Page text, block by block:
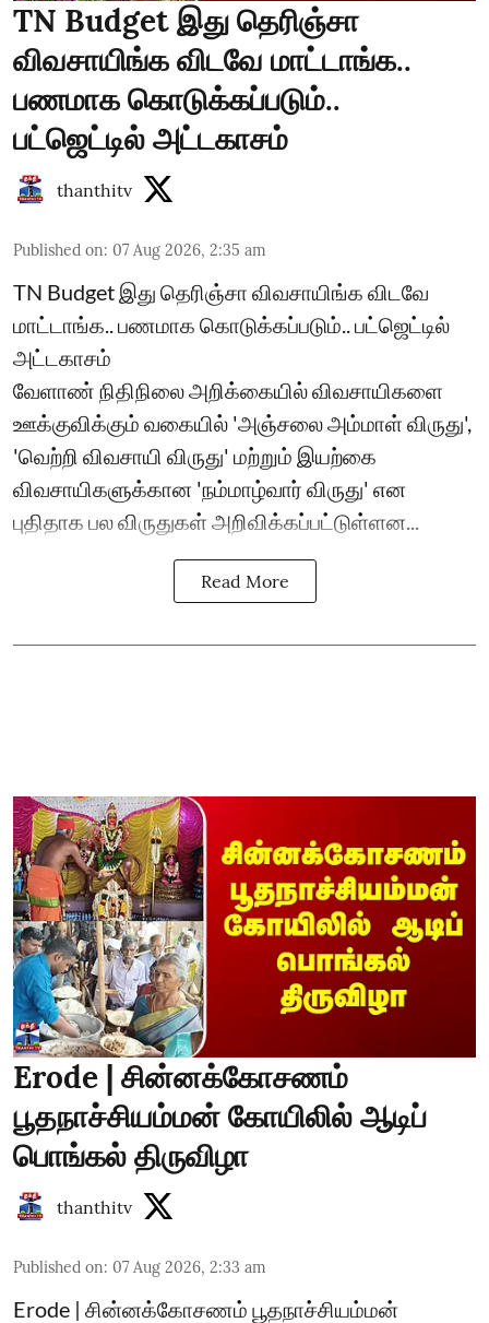
TN Budget இது தெரிஞ்சா
விவசாயிங்க விடவே மாட்டாங்க..
பணமாக கொடுக்கப்படும்..
பட்ஜெட்டில் அட்டகாசம்
thanthitv
Published on: 07 Aug 2026, 2:35 am
TN Budget இது தெரிஞ்சா விவசாயிங்க விடவே
மாட்டாங்க.. பணமாக கொடுக்கப்படும்.. பட்ஜெட்டில்
அட்டகாசம்
வேளாண் நிதிநிலை அறிக்கையில் விவசாயிகளை
ஊக்குவிக்கும் வகையில் 'அஞ்சலை அம்மாள் விருது',
'வெற்றி விவசாயி விருது' மற்றும் இயற்கை
விவசாயிகளுக்கான 'நம்மாழ்வார் விருது' என
புதிதாக பல விருதுகள் அறிவிக்கப்பட்டுள்ளன...
Read More
Erode | சின்னக்கோசணம்
பூதநாச்சியம்மன் கோயிலில் ஆடிப்
பொங்கல் திருவிழா
thanthitv
Published on: 07 Aug 2026, 2:33 am
Erode | சின்னக்கோசணம் பூதநாச்சியம்மன்